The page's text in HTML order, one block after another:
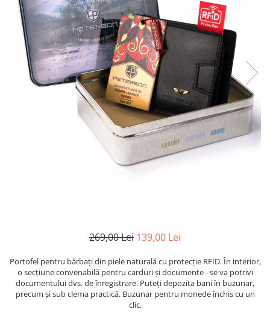
269,00 Lei 139,00 Lei
Portofel pentru bărbați din piele naturală cu protecție RFID. În interior,
o secțiune convenabilă pentru carduri și documente - se va potrivi
documentului dvs. de înregistrare. Puteți depozita bani în buzunar,
precum și sub clema practică. Buzunar pentru monede închis cu un
clic.